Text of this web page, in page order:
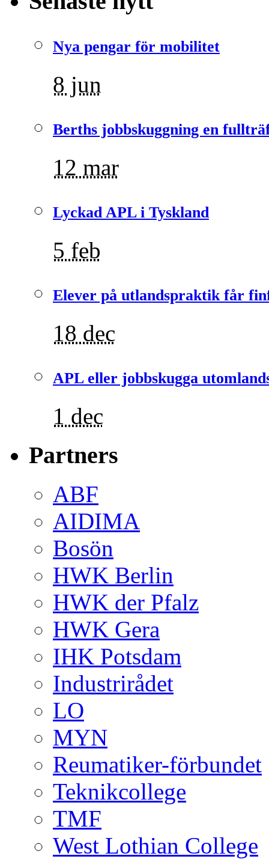
Nya pengar för mobilitet
8 jun
Berths jobbskuggning en
12 mar
Lyckad APL i Tyskland
5 feb
Elever på utlandspraktik får
18 dec
APL eller jobbskugga
1 dec
Partners
ABF
AIDIMA
Bosön
HWK Berlin
HWK der Pfalz
HWK Gera
IHK Potsdam
Industrirådet
LO
MYN
Reumatiker-förbundet
Teknikcollege
TMF
West Lothian College